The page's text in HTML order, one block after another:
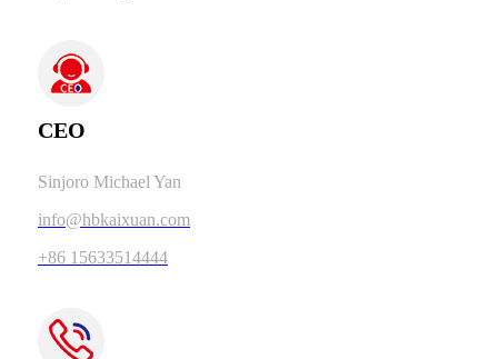
CEO
Sinjoro Michael Yan
info@hbkaixuan.com
+86 15633514444